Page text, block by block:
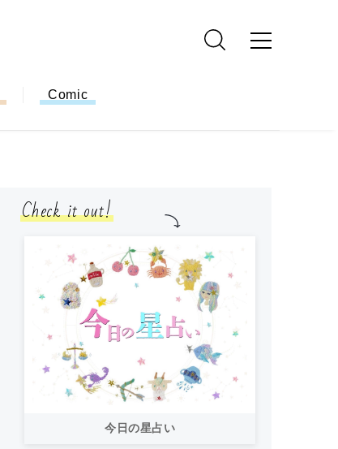
Comic
Check it out!
今日の星占い